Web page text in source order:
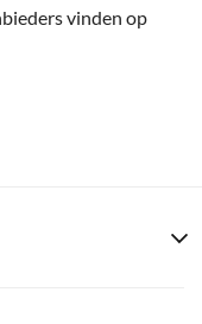
vinden op